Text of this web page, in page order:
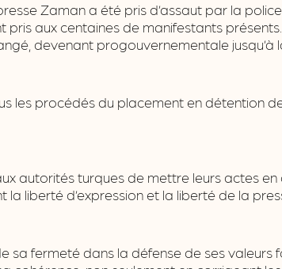
Zaman a été pris d’assaut par la
pris aux centaines de manifestants
devenant progouvernementale jusqu’à
les procédés du placement en détention
autorités turques de mettre leurs actes
liberté d’expression et la liberté de la
sa fermeté dans la défense de ses